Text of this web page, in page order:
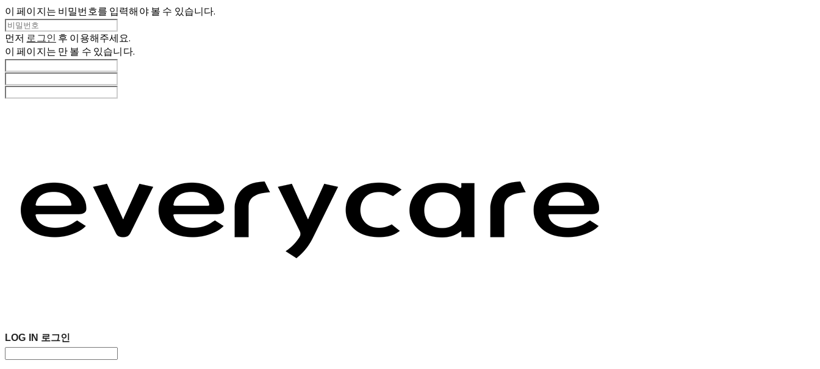
이 페이지는 비밀번호를 입력해야 볼 수 있습니다.
먼저 로그인 후 이용해주세요.
이 페이지는 만 볼 수 있습니다.
LOG IN 로그인